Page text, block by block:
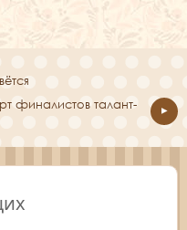
финалистов талант-